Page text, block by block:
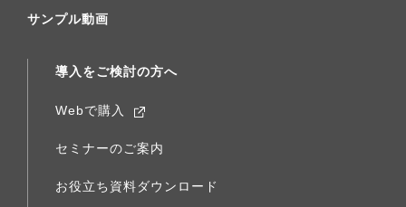
サンプル動画
導入をご検討の方へ
Webで購入
セミナーのご案内
お役立ち資料ダウンロード